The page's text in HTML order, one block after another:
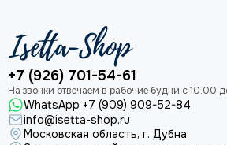
+7 (926) 701-54-61
WhatsApp +7 (909) 909-52-84
info@isetta-shop.ru
Московская область, г. Дубна